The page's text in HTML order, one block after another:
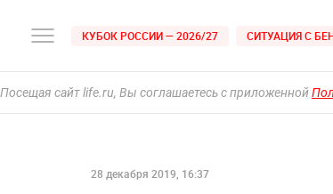
КУБОК РОССИИ — 2026/27 СИТУАЦИЯ С
Посещая сайт life.ru, Вы соглашаетесь с приложенной
28 декабря 2019, 16:37